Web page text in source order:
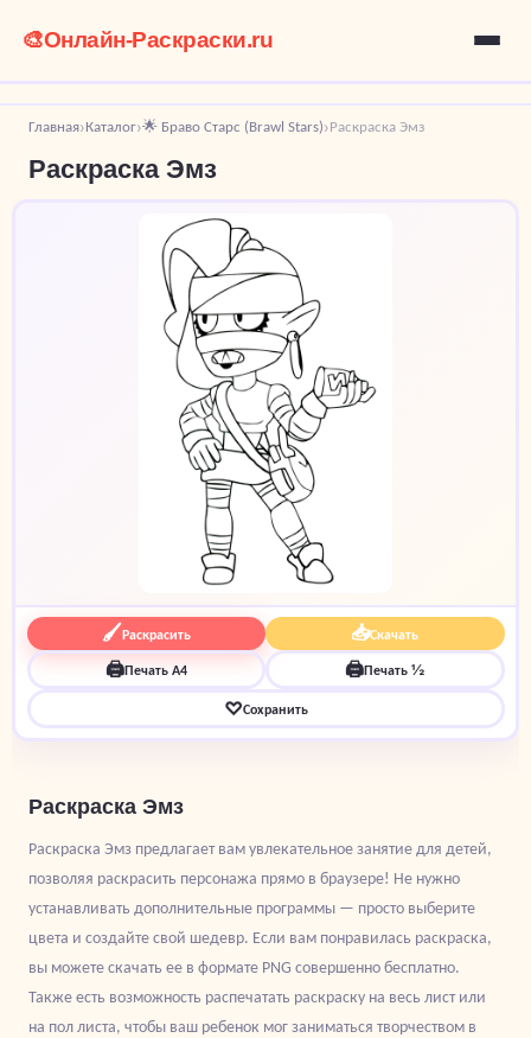
🎨Онлайн-Раскраски.ru
Главная›Каталог›🌟 Браво Старс (Brawl Stars)›Раскраска Эмз
Раскраска Эмз
🖌Раскрасить 📥Скачать
🖨Печать A4 🖨Печать ½
♡Сохранить
Раскраска Эмз
Раскраска Эмз предлагает вам увлекательное занятие для детей,
позволяя раскрасить персонажа прямо в браузере! Не нужно
устанавливать дополнительные программы — просто выберите
цвета и создайте свой шедевр. Если вам понравилась раскраска,
вы можете скачать ее в формате PNG совершенно бесплатно.
Также есть возможность распечатать раскраску на весь лист или
на пол листа, чтобы ваш ребенок мог заниматься творчеством в